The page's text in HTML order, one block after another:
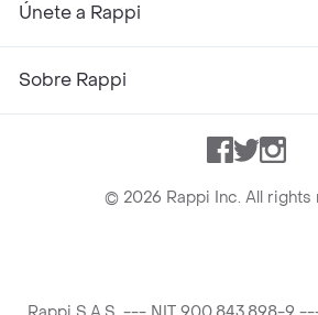
Únete a Rappi
Sobre Rappi
Facebook
Twitter
© 2026 Rappi Inc. All rights